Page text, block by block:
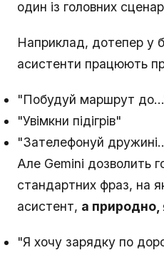
один із головних
Наприклад, дотепер у
асистенти працюють
"Побудуй маршрут
"Увімкни підігрів"
"Зателефонуй
Але Gemini дозволить
стандартних фраз, на
асистент, а
"Я хочу зарядку по